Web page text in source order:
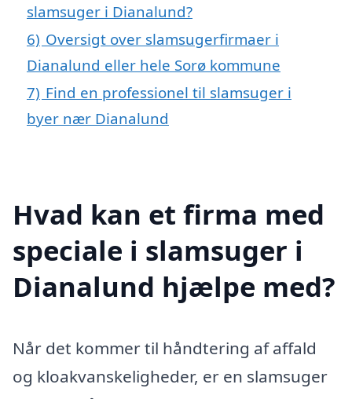
slamsuger i Dianalund?
6) Oversigt over slamsugerfirmaer i
Dianalund eller hele Sorø kommune
7) Find en professionel til slamsuger i
byer nær Dianalund
Hvad kan et firma med
speciale i slamsuger i
Dianalund hjælpe med?
Når det kommer til håndtering af affald
og kloakvanskeligheder, er en slamsuger